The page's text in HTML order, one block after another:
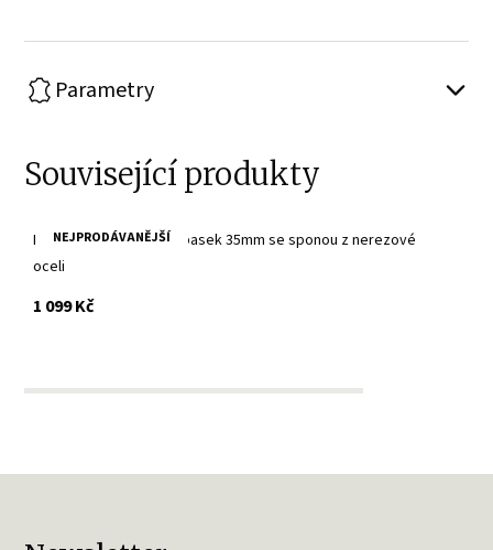
Parametry
Související produkty
NEJPRODÁVANĚJŠÍ
Pánský černý kožený opasek 35mm se sponou z nerezové
oceli
1 099 Kčs DPH